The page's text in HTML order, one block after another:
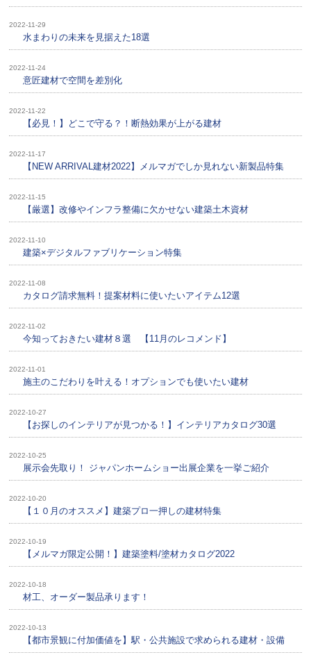
2022-11-29
水まわりの未来を見据えた18選
2022-11-24
意匠建材で空間を差別化
2022-11-22
【必見！】どこで守る？！断熱効果が上がる建材
2022-11-17
【NEW ARRIVAL建材2022】メルマガでしか見れない新製品特集
2022-11-15
【厳選】改修やインフラ整備に欠かせない建築土木資材
2022-11-10
建築×デジタルファブリケーション特集
2022-11-08
カタログ請求無料！提案材料に使いたいアイテム12選
2022-11-02
今知っておきたい建材８選 【11月のレコメンド】
2022-11-01
施主のこだわりを叶える！オプションでも使いたい建材
2022-10-27
【お探しのインテリアが見つかる！】インテリアカタログ30選
2022-10-25
展示会先取り！ ジャパンホームショー出展企業を一挙ご紹介
2022-10-20
【１０月のオススメ】建築プロ一押しの建材特集
2022-10-19
【メルマガ限定公開！】建築塗料/塗材カタログ2022
2022-10-18
材工、オーダー製品承ります！
2022-10-13
【都市景観に付加価値を】駅・公共施設で求められる建材・設備